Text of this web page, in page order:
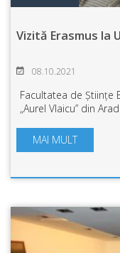
Vizită Erasmus la
08.10.2021
Facultatea de Științe
„Aurel Vlaicu” din
din Elazig, Turcia. ...
MAI MULT